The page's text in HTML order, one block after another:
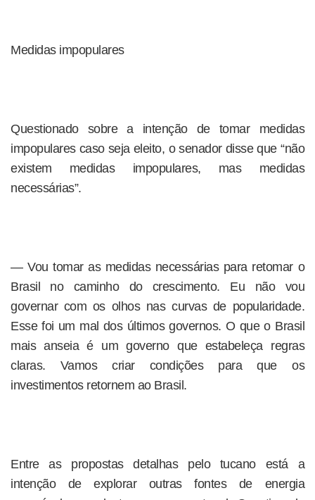
Medidas impopulares
Questionado sobre a intenção de tomar medidas
impopulares caso seja eleito, o senador disse que “não
existem medidas impopulares, mas medidas
necessárias”.
— Vou tomar as medidas necessárias para retomar o
Brasil no caminho do crescimento. Eu não vou
governar com os olhos nas curvas de popularidade.
Esse foi um mal dos últimos governos. O que o Brasil
mais anseia é um governo que estabeleça regras
claras. Vamos criar condições para que os
investimentos retornem ao Brasil.
Entre as propostas detalhas pelo tucano está a
intenção de explorar outras fontes de energia